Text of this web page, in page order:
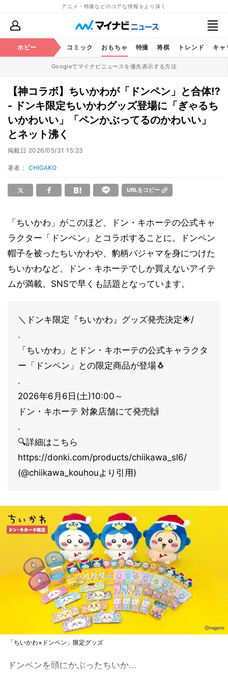
アニメ・特撮などのコアな情報をより深く
ホビー
アニメ コミック おもちゃ 特撮 将棋 トレンド キャ
Googleでマイナビニュースを優先表示する方法
【神コラボ】ちいかわが「ドンペン」と合体⁉
- ドンキ限定ちいかわグッズ登場に「ぎゃるち
いかわいい」「ペンかぶってるのかわいい」
とネット沸く
掲載日 2026/05/31 15:23
著者： CHIGAKO
URLをコピー
「ちいかわ」がこのほど、ドン・キホーテの公式キャ
ラクター「ドンペン」とコラボすることに。ドンペン
帽子を被ったちいかわや、豹柄パジャマを身につけた
ちいかわなど、ドン・キホーテでしか買えないアイテ
ムが満載。SNSで早くも話題となっています。
＼ドンキ限定『ちいかわ』グッズ発売決定🌟/
.
「ちいかわ」とドン・キホーテの公式キャラクタ
ー「ドンペン」との限定商品が登場🐧
.
2026年6月6日(土)10:00～
ドン・キホーテ 対象店舗にて発売🙌
.
🔍詳細はこちら
https://donki.com/products/chiikawa_sl6/
(@chiikawa_kouhouより引用)
「ちいかわ×ドンペン」限定グッズ
ドンペンを頭にかぶったちいか...